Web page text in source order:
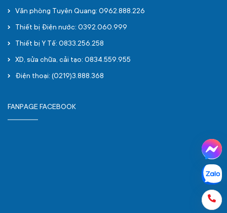
Văn phòng Tuyên Quang: 0962.888.226
Thiết bị Điện nước: 0392.060.999
Thiết bị Y Tế: 0833.256.258
XD, sửa chữa, cải tạo: 0834.559.955
Điện thoại: (0219)3.888.368
FANPAGE FACEBOOK